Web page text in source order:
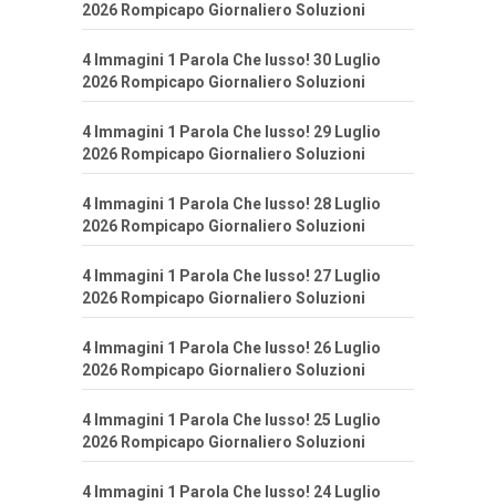
2026 Rompicapo Giornaliero Soluzioni
4 Immagini 1 Parola Che lusso! 30 Luglio
2026 Rompicapo Giornaliero Soluzioni
4 Immagini 1 Parola Che lusso! 29 Luglio
2026 Rompicapo Giornaliero Soluzioni
4 Immagini 1 Parola Che lusso! 28 Luglio
2026 Rompicapo Giornaliero Soluzioni
4 Immagini 1 Parola Che lusso! 27 Luglio
2026 Rompicapo Giornaliero Soluzioni
4 Immagini 1 Parola Che lusso! 26 Luglio
2026 Rompicapo Giornaliero Soluzioni
4 Immagini 1 Parola Che lusso! 25 Luglio
2026 Rompicapo Giornaliero Soluzioni
4 Immagini 1 Parola Che lusso! 24 Luglio